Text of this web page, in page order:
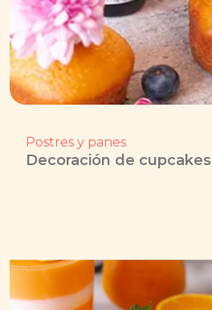
Postres y panes
Decoración de cupcakes